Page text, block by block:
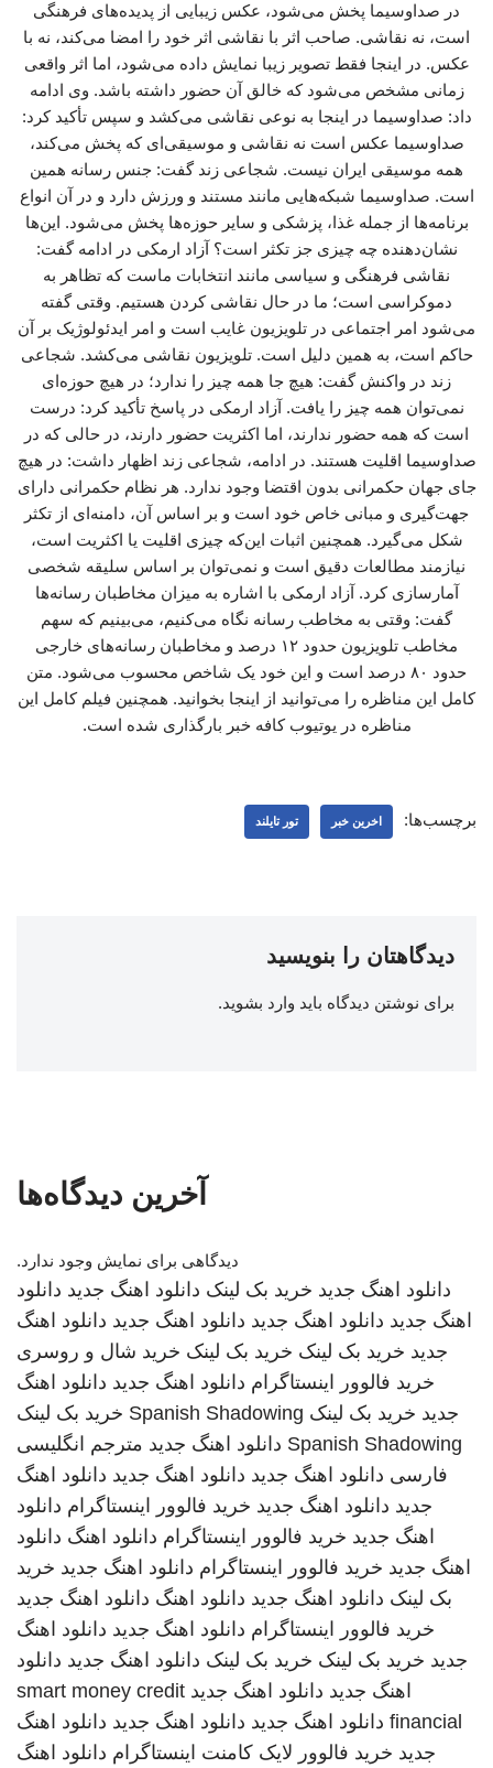
در صداوسیما پخش می‌شود، عکس زیبایی از پدیده‌های فرهنگی
است، نه نقاشی. صاحب اثر با نقاشی اثر خود را امضا می‌کند، نه با
عکس. در اینجا فقط تصویر زیبا نمایش داده می‌شود، اما اثر واقعی
زمانی مشخص می‌شود که خالق آن حضور داشته باشد. وی ادامه
داد: صداوسیما در اینجا به نوعی نقاشی می‌کشد و سپس تأکید کرد:
صداوسیما عکس است نه نقاشی و موسیقی‌ای که پخش می‌کند،
همه موسیقی ایران نیست. شجاعی زند گفت: جنس رسانه همین
است. صداوسیما شبکه‌هایی مانند مستند و ورزش دارد و در آن انواع
برنامه‌ها از جمله غذا، پزشکی و سایر حوزه‌ها پخش می‌شود. این‌ها
نشان‌دهنده چه چیزی جز تکثر است؟ آزاد ارمکی در ادامه گفت:
نقاشی فرهنگی و سیاسی مانند انتخابات ماست که تظاهر به
دموکراسی است؛ ما در حال نقاشی کردن هستیم. وقتی گفته
می‌شود امر اجتماعی در تلویزیون غایب است و امر ایدئولوژیک بر آن
حاکم است، به همین دلیل است. تلویزیون نقاشی می‌کشد. شجاعی
زند در واکنش گفت: هیچ جا همه چیز را ندارد؛ در هیچ حوزه‌ای
نمی‌توان همه چیز را یافت. آزاد ارمکی در پاسخ تأکید کرد: درست
است که همه حضور ندارند، اما اکثریت حضور دارند، در حالی که در
صداوسیما اقلیت هستند. در ادامه، شجاعی زند اظهار داشت: در هیچ
جای جهان حکمرانی بدون اقتضا وجود ندارد. هر نظام حکمرانی دارای
جهت‌گیری و مبانی خاص خود است و بر اساس آن، دامنه‌ای از تکثر
شکل می‌گیرد. همچنین اثبات این‌که چیزی اقلیت یا اکثریت است،
نیازمند مطالعات دقیق است و نمی‌توان بر اساس سلیقه شخصی
آمارسازی کرد. آزاد ارمکی با اشاره به میزان مخاطبان رسانه‌ها
گفت: وقتی به مخاطب رسانه نگاه می‌کنیم، می‌بینیم که سهم
مخاطب تلویزیون حدود ۱۲ درصد و مخاطبان رسانه‌های خارجی
حدود ۸۰ درصد است و این خود یک شاخص محسوب می‌شود. متن
کامل این مناظره را می‌توانید از اینجا بخوانید. همچنین فیلم کامل این
مناظره در یوتیوب کافه خبر بارگذاری شده است.
برچسب‌ها: اخرین خبر تور تایلند
دیدگاهتان را بنویسید
برای نوشتن دیدگاه باید وارد بشوید.
آخرین دیدگاه‌ها
دیدگاهی برای نمایش وجود ندارد.
دانلود اهنگ جدید خرید بک لینک دانلود اهنگ جدید دانلود
اهنگ جدید دانلود اهنگ جدید دانلود اهنگ جدید دانلود اهنگ
جدید خرید بک لینک خرید بک لینک خرید شال و روسری
خرید فالوور اینستاگرام دانلود اهنگ جدید دانلود اهنگ
جدید خرید بک لینک Spanish Shadowing خرید بک لینک
Spanish Shadowing دانلود اهنگ جدید مترجم انگلیسی
فارسی دانلود اهنگ جدید دانلود اهنگ جدید دانلود اهنگ
جدید دانلود اهنگ جدید خرید فالوور اینستاگرام دانلود
اهنگ جدید خرید فالوور اینستاگرام دانلود اهنگ دانلود
اهنگ جدید خرید فالوور اینستاگرام دانلود اهنگ جدید خرید
بک لینک دانلود اهنگ جدید دانلود اهنگ دانلود اهنگ جدید
خرید فالوور اینستاگرام دانلود اهنگ جدید دانلود اهنگ
جدید خرید بک لینک خرید بک لینک دانلود اهنگ جدید دانلود
اهنگ جدید دانلود اهنگ جدید smart money credit
financial دانلود اهنگ جدید دانلود اهنگ جدید دانلود اهنگ
جدید خرید فالوور لایک کامنت اینستاگرام دانلود اهنگ